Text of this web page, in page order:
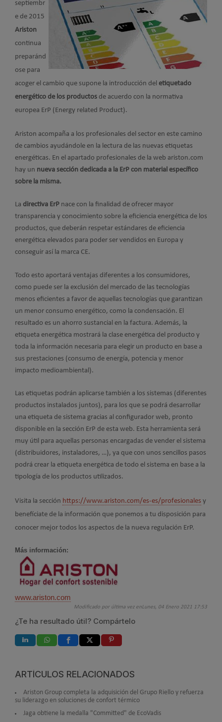
septiembr
e de 2015
Ariston
continua
preparánd
ose para
acoger el cambio que supone la introducción del etiquetado
energético de los productos de acuerdo con la normativa
europea ErP (Energy related Product).
Ariston acompaña a los profesionales del sector en este camino
de cambios ayudándole en la lectura de las nuevas etiquetas
energéticas. En el apartado profesionales de la web ariston.com
hay un nueva sección dedicada a la ErP con material específico
sobre la misma.
La directiva ErP nace con la finalidad de ofrecer mayor
transparencia y conocimiento sobre la eficiencia energética de los
productos, que deberán respetar estándares de eficiencia
energética elevados para poder ser vendidos en Europa y
conseguir así la marca CE.
Todo esto aportará ventajas diferentes a los consumidores,
como puede ser la exclusión del mercado de las tecnologías
menos eficientes a favor de aquellas tecnologías que garantizan
un menor consumo energético, como la condensación. El
resultado es un ahorro sustancial en la factura. Además, la
etiqueta energética mostrará la clase energética del producto y
toda la información necesaria para elegir un producto en base a
sus prestaciones (consumo de energía, potencia y menor
impacto medioambiental).
Las etiquetas podrán aplicarse también a los sistemas (diferentes
productos instalados juntos), para los que se podrá desarrollar
una etiqueta de sistema gracias al configurador web, pronto
disponible en la sección ErP de esta web. Esta herramienta será
muy útil para aquellas personas encargadas de vender el sistema
(distribuidores, instaladores, …), ya que con unos sencillos pasos
podrá crear la etiqueta energética de todo el sistema en base a la
tipología de los productos utilizados.
Visita la sección https://www.ariston.com/es-es/profesionales y
benefíciate de la información que ponemos a tu disposición para
conocer mejor todos los aspectos de la nueva regulación ErP.
Más información:
www.ariston.com
Modificado por última vez enLunes, 04 Enero 2021 17:53
¿Te ha resultado útil? Compártelo
ARTÍCULOS RELACIONADOS
Ariston Group completa la adquisición del Grupo Riello y refuerza
su liderazgo en soluciones de confort térmico
Jaga obtiene la medalla "Committed" de EcoVadis